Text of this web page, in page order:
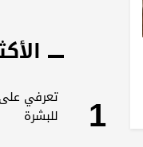
1
تعرفي على
للبشرة